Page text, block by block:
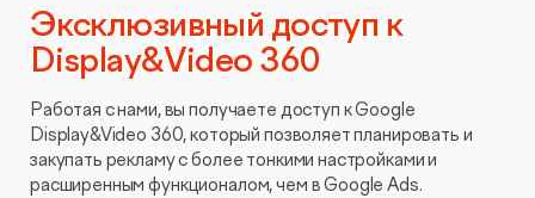
Эксклюзивный доступ к
Display&Video 360
Работая с нами, вы получаете доступ к Google
Display&Video 360, который позволяет планировать и
закупать рекламу с более тонкими настройками и
расширенным функционалом, чем в Google Ads.